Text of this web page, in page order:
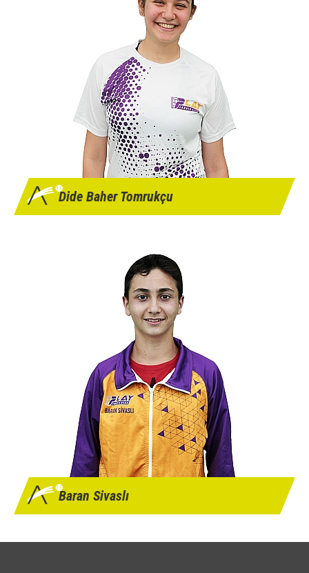
Dide Baher Tomrukçu
Baran Sivaslı